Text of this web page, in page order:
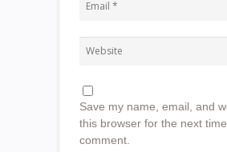
Save my name, email, and
this browser for the next
comment.